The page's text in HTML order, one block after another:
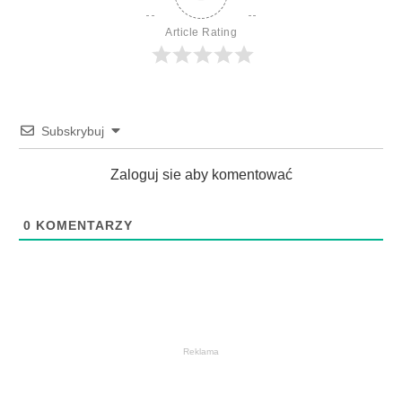
Article Rating
Subskrybuj
Zaloguj sie aby komentować
0 KOMENTARZY
Reklama